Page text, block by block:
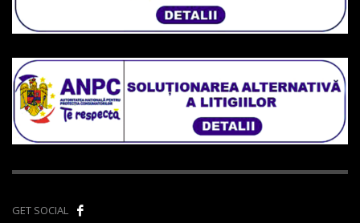
GET SOCIAL